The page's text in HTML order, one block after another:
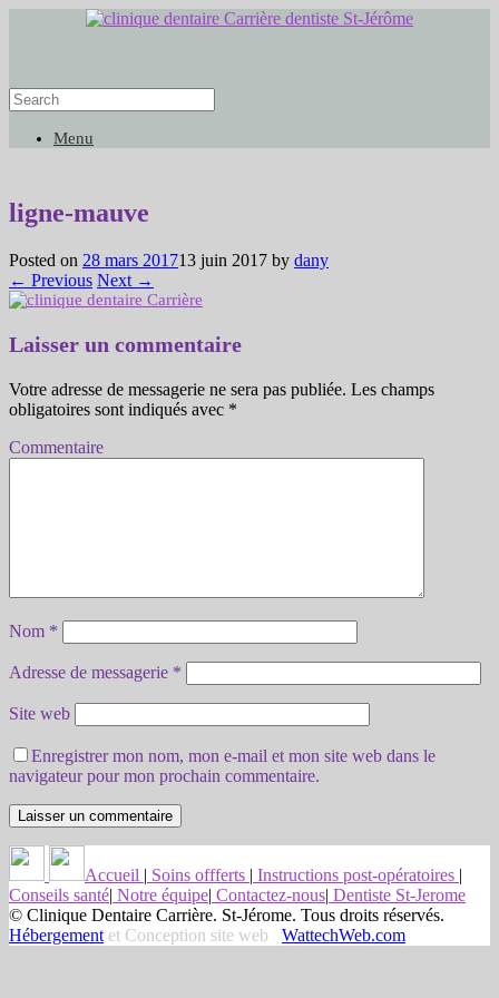
Menu
ligne-mauve
Posted on 28 mars 201713 juin 2017 by dany
← Previous Next →
Laisser un commentaire
Votre adresse de messagerie ne sera pas publiée. Les champs
obligatoires sont indiqués avec *
Commentaire
Nom *
Adresse de messagerie *
Site web
Enregistrer mon nom, mon e-mail et mon site web dans le
navigateur pour mon prochain commentaire.
Accueil | Soins offferts | Instructions post-opératoires |
Conseils santé| Notre équipe| Contactez-nous| Dentiste St-Jerome
© Clinique Dentaire Carrière. St-Jérome. Tous droits réservés.
Hébergement et Conception site web WattechWeb.com